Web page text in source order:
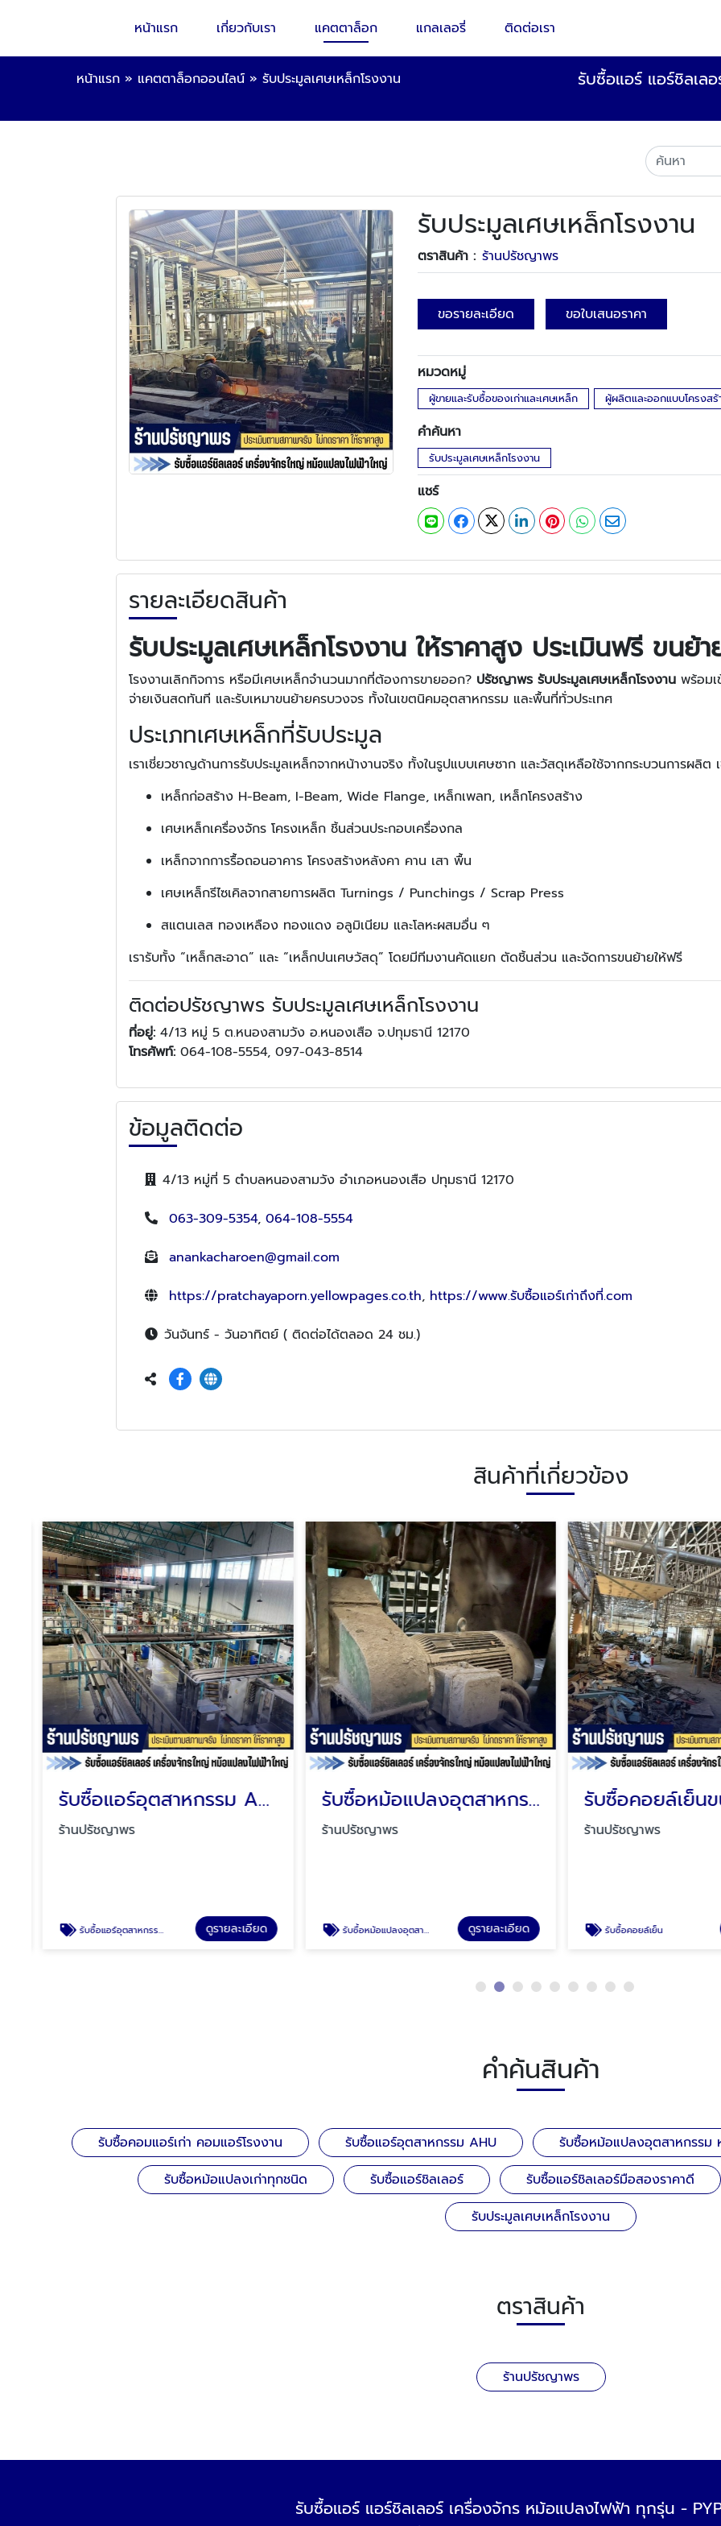
หน้าแรก เกี่ยวกับเรา แคตตาล็อก แกลเลอรี่ ติดต่อเรา
หน้าแรก » แคตตาล็อกออนไลน์ » รับประมูลเศษเหล็กโรงงาน รับซื้อแอร์ แอร์ชิลเล
รับประมูลเศษเหล็กโรงงาน
ตราสินค้า : ร้านปรัชญาพร
ขอรายละเอียด ขอใบเสนอราคา
หมวดหมู่
ผู้ขายและรับซื้อของเก่าและเศษเหล็ก ผู้ผลิตและออกแบบโครงสร้
คำค้นหา
รับประมูลเศษเหล็กโรงงาน
แชร์
รายละเอียดสินค้า
รับประมูลเศษเหล็กโรงงาน ให้ราคาสูง ประเมินฟรี ขนย้
โรงงานเลิกกิจการ หรือมีเศษเหล็กจำนวนมากที่ต้องการขายออก? ปรัชญาพร รับประมูลเศษเหล็กโรงงาน พร้อมเ
จ่ายเงินสดทันที และรับเหมาขนย้ายครบวงจร ทั้งในเขตนิคมอุตสาหกรรม และพื้นที่ทั่วประเทศ
ประเภทเศษเหล็กที่รับประมูล
เราเชี่ยวชาญด้านการรับประมูลเหล็กจากหน้างานจริง ทั้งในรูปแบบเศษซาก และวัสดุเหลือใช้จากกระบวนการผลิต
เหล็กก่อสร้าง H-Beam, I-Beam, Wide Flange, เหล็กเพลท, เหล็กโครงสร้าง
เศษเหล็กเครื่องจักร โครงเหล็ก ชิ้นส่วนประกอบเครื่องกล
เหล็กจากการรื้อถอนอาคาร โครงสร้างหลังคา คาน เสา พื้น
เศษเหล็กรีไซเคิลจากสายการผลิต Turnings / Punchings / Scrap Press
สแตนเลส ทองเหลือง ทองแดง อลูมิเนียม และโลหะผสมอื่น ๆ
เรารับทั้ง “เหล็กสะอาด” และ “เหล็กปนเศษวัสดุ” โดยมีทีมงานคัดแยก ตัดชิ้นส่วน และจัดการขนย้ายให้ฟรี
ติดต่อปรัชญาพร รับประมูลเศษเหล็กโรงงาน
ที่อยู่: 4/13 หมู่ 5 ต.หนองสามวัง อ.หนองเสือ จ.ปทุมธานี 12170
โทรศัพท์: 064-108-5554, 097-043-8514
ข้อมูลติดต่อ
4/13 หมู่ที่ 5 ตำบลหนองสามวัง อำเภอหนองเสือ ปทุมธานี 12170
063-309-5354, 064-108-5554
anankacharoen@gmail.com
https://pratchayaporn.yellowpages.co.th, https://www.รับซื้อแอร์เก่าถึงที่.com
วันจันทร์ - วันอาทิตย์ ( ติดต่อได้ตลอด 24 ชม.)
สินค้าที่เกี่ยวข้อง
รับซื้อแอร์อุตสาหกรรม AHU
ร้านปรัชญาพร
รับซื้อแอร์อุตสาหกรรม AHU ดูรายละเอียด
รับซื้อหม้อแปลงอุตสาหกรรม หม้อแปลงไฟฟ้าแรงสูง
ร้านปรัชญาพร
รับซื้อหม้อแปลงอุตสาหกรรม หม้อแปลงไฟฟ้าแรงสูง ดูรายละเอียด
ร้านปรัชญาพร
รับซื้อคอยล์เย็น
คำค้นสินค้า
รับซื้อคอมแอร์เก่า คอมแอร์โรงงาน รับซื้อแอร์อุตสาหกรรม AHU
รับซื้อหม้อแปลงอุตสาหกรรม
รับซื้อหม้อแปลงเก่าทุกชนิด
รับซื้อแอร์ชิลเลอร์
รับซื้อแอร์ชิลเลอร์มือสองราคาดี
รับประมูลเศษเหล็กโรงงาน
ตราสินค้า
ร้านปรัชญาพร
รับซื้อแอร์ แอร์ชิลเลอร์ เครื่องจักร หม้อแปลงไฟฟ้า ทุกรุ่น -